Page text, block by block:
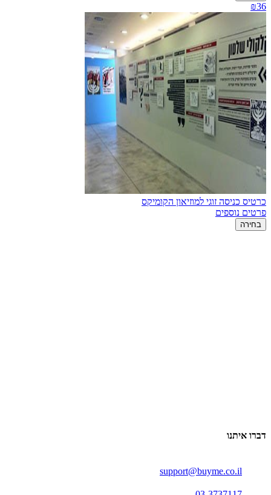
₪36
כרטיס כניסה זוגי למוזיאון הקומיקס
פרטים נוספים
בחירה
דברו איתנו
support@buyme.co.il